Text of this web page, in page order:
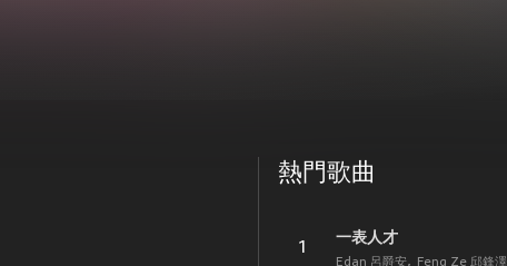
熱門歌曲
1
一表人才
Edan 呂爵安 Feng Ze 邱鋒澤